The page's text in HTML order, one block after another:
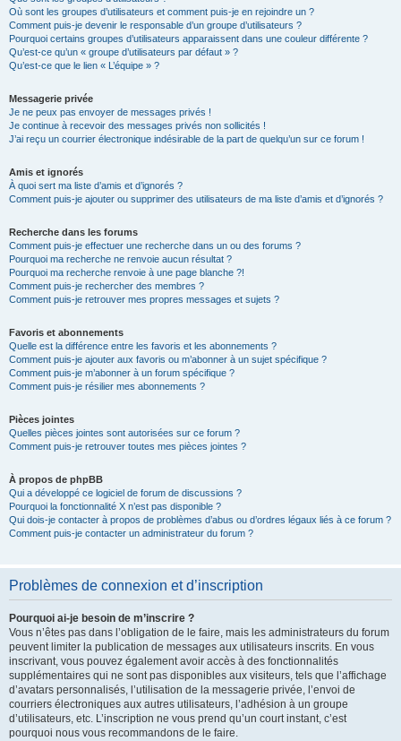
Où sont les groupes d’utilisateurs et comment puis-je en rejoindre un ?
Comment puis-je devenir le responsable d’un groupe d’utilisateurs ?
Pourquoi certains groupes d’utilisateurs apparaissent dans une couleur différente ?
Qu’est-ce qu’un « groupe d’utilisateurs par défaut » ?
Qu’est-ce que le lien « L’équipe » ?
Messagerie privée
Je ne peux pas envoyer de messages privés !
Je continue à recevoir des messages privés non sollicités !
J’ai reçu un courrier électronique indésirable de la part de quelqu’un sur ce forum !
Amis et ignorés
À quoi sert ma liste d’amis et d’ignorés ?
Comment puis-je ajouter ou supprimer des utilisateurs de ma liste d’amis et d’ignorés ?
Recherche dans les forums
Comment puis-je effectuer une recherche dans un ou des forums ?
Pourquoi ma recherche ne renvoie aucun résultat ?
Pourquoi ma recherche renvoie à une page blanche ?!
Comment puis-je rechercher des membres ?
Comment puis-je retrouver mes propres messages et sujets ?
Favoris et abonnements
Quelle est la différence entre les favoris et les abonnements ?
Comment puis-je ajouter aux favoris ou m’abonner à un sujet spécifique ?
Comment puis-je m’abonner à un forum spécifique ?
Comment puis-je résilier mes abonnements ?
Pièces jointes
Quelles pièces jointes sont autorisées sur ce forum ?
Comment puis-je retrouver toutes mes pièces jointes ?
À propos de phpBB
Qui a développé ce logiciel de forum de discussions ?
Pourquoi la fonctionnalité X n’est pas disponible ?
Qui dois-je contacter à propos de problèmes d’abus ou d’ordres légaux liés à ce forum ?
Comment puis-je contacter un administrateur du forum ?
Problèmes de connexion et d’inscription
Pourquoi ai-je besoin de m’inscrire ?
Vous n’êtes pas dans l’obligation de le faire, mais les administrateurs du forum
peuvent limiter la publication de messages aux utilisateurs inscrits. En vous
inscrivant, vous pouvez également avoir accès à des fonctionnalités
supplémentaires qui ne sont pas disponibles aux visiteurs, tels que l’affichage
d’avatars personnalisés, l’utilisation de la messagerie privée, l’envoi de
courriers électroniques aux autres utilisateurs, l’adhésion à un groupe
d’utilisateurs, etc. L’inscription ne vous prend qu’un court instant, c’est
pourquoi nous vous recommandons de le faire.